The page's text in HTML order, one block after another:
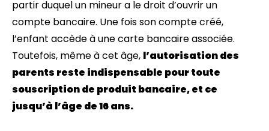
partir duquel un mineur a le droit d’ouvrir un
compte bancaire. Une fois son compte créé,
l’enfant accède à une carte bancaire associée.
Toutefois, même à cet âge, l’autorisation des
parents reste indispensable pour toute
souscription de produit bancaire, et ce
jusqu’à l’âge de 16 ans.